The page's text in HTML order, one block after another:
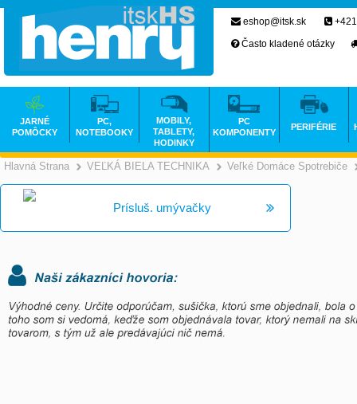
Hlavná Strana >
VEĽKÁ BIELA TECHNIKA >
Veľké Domáce Spotrebiče
Prísluš. umývačky
eshop@itsk.sk
Často kladené otázky
JARNÉ
POMÔCKY
PC,
NOTEBOOKY
MOBILY,
TABLETY,
HODINKY
PC
KOMPONENTY
PERIFÉRIE